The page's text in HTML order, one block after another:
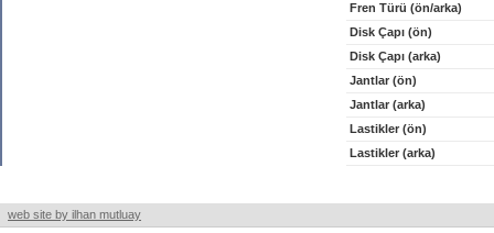
Fren Türü (ön/arka)
Disk Çapı (ön)
Disk Çapı (arka)
Jantlar (ön)
Jantlar (arka)
Lastikler (ön)
Lastikler (arka)
web site by ilhan mutluay